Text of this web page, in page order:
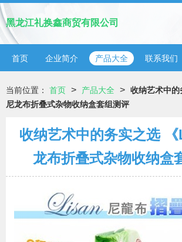
黑龙江礼换鑫商贸有限公司
首页 企业简介 产品大全 联系我们
当前位置： 首页 > 产品大全 > 收纳艺术中的
尼龙布折叠式杂物收纳盒套组测评
收纳艺术中的务实之选
龙布折叠式杂物收纳盒